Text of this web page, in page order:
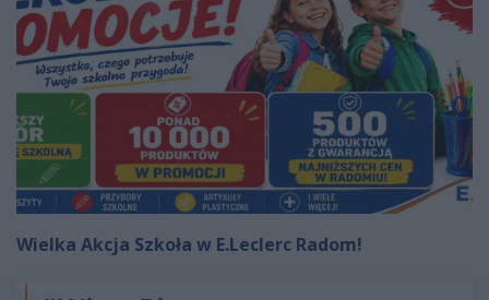
Wielka Akcja Szkoła w E.Leclerc Radom!